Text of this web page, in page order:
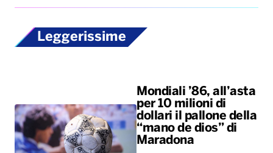
Leggerissime
Mondiali ’86, all’asta
per 10 milioni di
dollari il pallone della
“mano de dios” di
Maradona